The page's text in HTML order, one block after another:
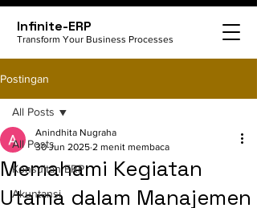
Infinite-ERP
Transform Your Business Processes
Postingan
All Posts
Konsultan ERP
Akuntansi
All Posts
Memahami Kegiatan
Utama dalam Manajemen
Anindhita Nugraha
30 Jun 2025 2 menit membaca